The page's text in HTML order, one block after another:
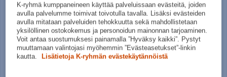
K-ryhmä kumppaneineen käyttää palveluissaan evästeitä, joiden
avulla palvelumme toimivat toivotulla tavalla. Lisäksi evästeiden
avulla mitataan palveluiden tehokkuutta sekä mahdollistetaan
yksilöllinen ostokokemus ja personoidun mainonnan tarjoaminen.
Voit antaa suostumuksesi painamalla ”Hyväksy kaikki”. Pystyt
muuttamaan valintojasi myöhemmin ”Evästeasetukset”-linkin
kautta.
Lisätietoja K-ryhmän evästekäytännöistä